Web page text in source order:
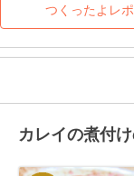
つくったよレ
カレイの煮付